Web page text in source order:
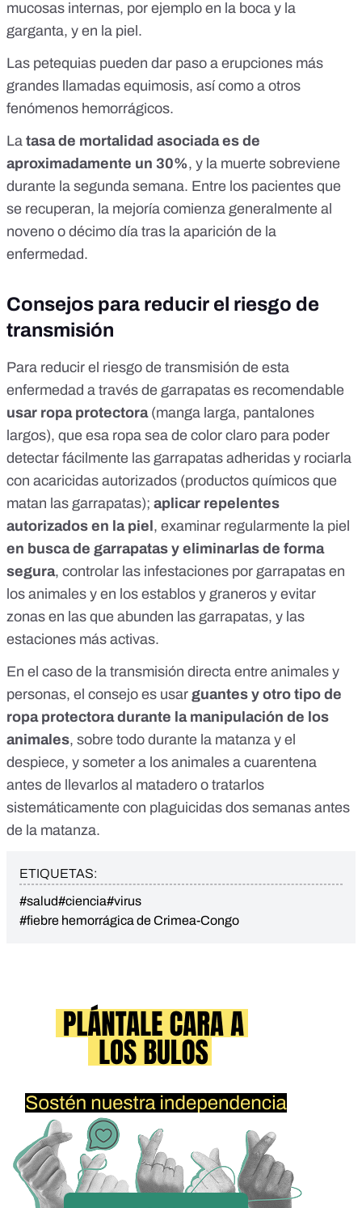
mucosas internas, por ejemplo en la boca y la
garganta, y en la piel.
Las petequias pueden dar paso a erupciones más
grandes llamadas equimosis, así como a otros
fenómenos hemorrágicos.
La tasa de mortalidad asociada es de
aproximadamente un 30%, y la muerte sobreviene
durante la segunda semana. Entre los pacientes que
se recuperan, la mejoría comienza generalmente al
noveno o décimo día tras la aparición de la
enfermedad.
Consejos para reducir el riesgo de
transmisión
Para reducir el riesgo de transmisión de esta
enfermedad a través de garrapatas es recomendable
usar ropa protectora(manga larga, pantalones
largos), que esa ropa sea de color claro para poder
detectar fácilmente las garrapatas adheridas y rociarla
con acaricidas autorizados (productos químicos que
matan las garrapatas); aplicar repelentes
autorizados en la piel , examinar regularmente la piel
en busca de garrapatas y eliminarlas de forma
segura, controlar las infestaciones por garrapatas en
los animales y en los establos y graneros y evitar
zonas en las que abunden las garrapatas, y las
estaciones más activas.
En el caso de la transmisión directa entre animales y
personas, el consejo es usar guantes y otro tipo de
ropa protectora durante la manipulación de los
animales, sobre todo durante la matanza y el
despiece, y someter a los animales a cuarentena
antes de llevarlos al matadero o tratarlos
sistemáticamente con plaguicidas dos semanas antes
de la matanza.
ETIQUETAS:
#salud#ciencia#virus
#fiebre hemorrágica de Crimea-Congo